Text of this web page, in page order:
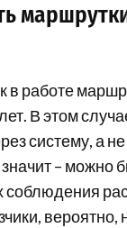
в работе
В этом
систему, а
– можно
соблюдения
вероятно,